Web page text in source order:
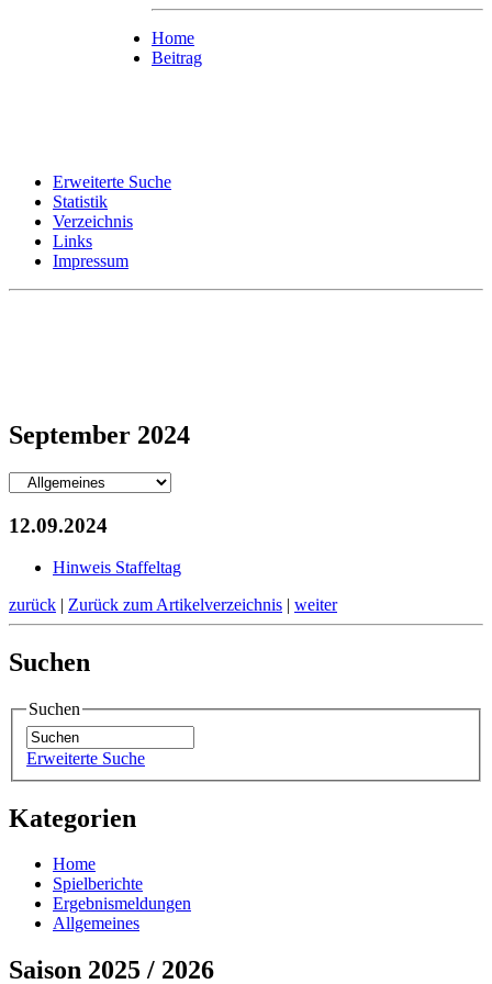
Home
Beitrag
Erweiterte Suche
Statistik
Verzeichnis
Links
Impressum
September 2024
12.09.2024
Hinweis Staffeltag
zurück | Zurück zum Artikelverzeichnis | weiter
Suchen
Suchen
Erweiterte Suche
Kategorien
Home
Spielberichte
Ergebnismeldungen
Allgemeines
Saison 2025 / 2026